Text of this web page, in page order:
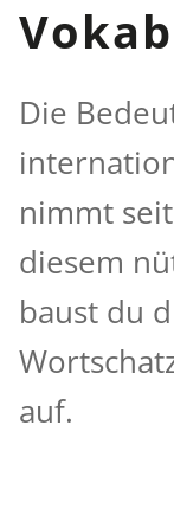
Die
nimmt
diesem
baust du
auf.